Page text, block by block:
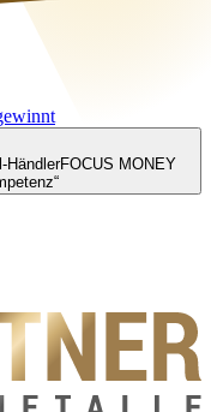
HändlerFOCUS MONEY